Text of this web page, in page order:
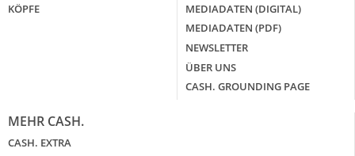
KÖPFE
MEDIADATEN (DIGITAL)
MEDIADATEN (PDF)
NEWSLETTER
ÜBER UNS
CASH. GROUNDING PAGE
MEHR CASH.
CASH. EXTRA